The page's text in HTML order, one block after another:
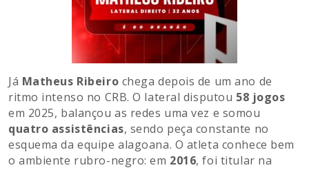
Já Matheus Ribeiro chega depois de um ano de
ritmo intenso no CRB. O lateral disputou 58 jogos
em 2025, balançou as redes uma vez e somou
quatro assistências, sendo peça constante no
esquema da equipe alagoana. O atleta conhece bem
o ambiente rubro-negro: em 2016, foi titular na